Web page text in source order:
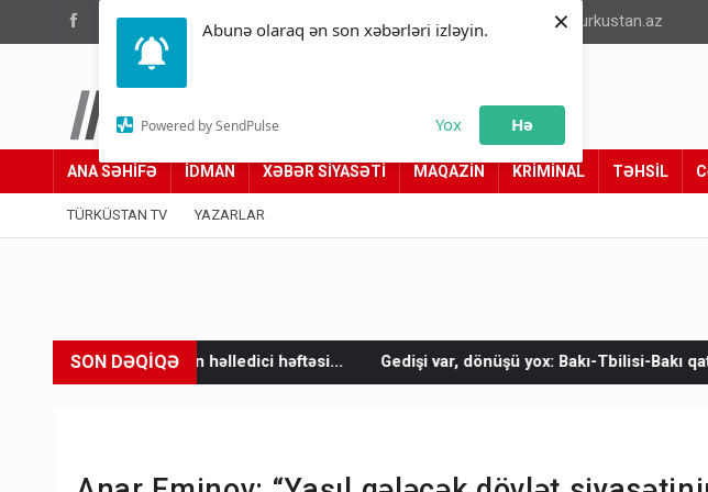
Abunə olaraq ən son xəbərləri izləyin.
Powered by SendPulse Yox Hə
×
(012) 449 94 05 info@turkustan.az
Türküstan.az
Adımız yolumuzdur
ANA SƏHİFƏ İDMAN XƏBƏR SİYASƏTİ MAQAZİN KRİMİNAL TƏHSİL
TÜRKÜSTAN TV YAZARLAR
SON DƏQİQƏ
həlledici həftəsi... Gedişi var, dönüşü yox: Bakı-Tbilisi-Bakı qatarına bilet satışından